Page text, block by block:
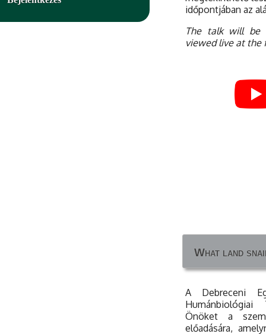
időpontjában az
The talk will be
viewed live at the
What land
What land
A Debreceni
Humánbiológiai
Önöket a
előadására,